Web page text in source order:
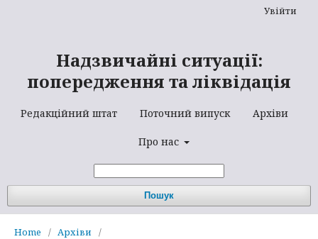
Надзвичайні ситуації:
попередження та ліквідація
Редакційний штат Поточний випуск Архіви
Про нас
Пошук
Увійти
Home / Архіви
/